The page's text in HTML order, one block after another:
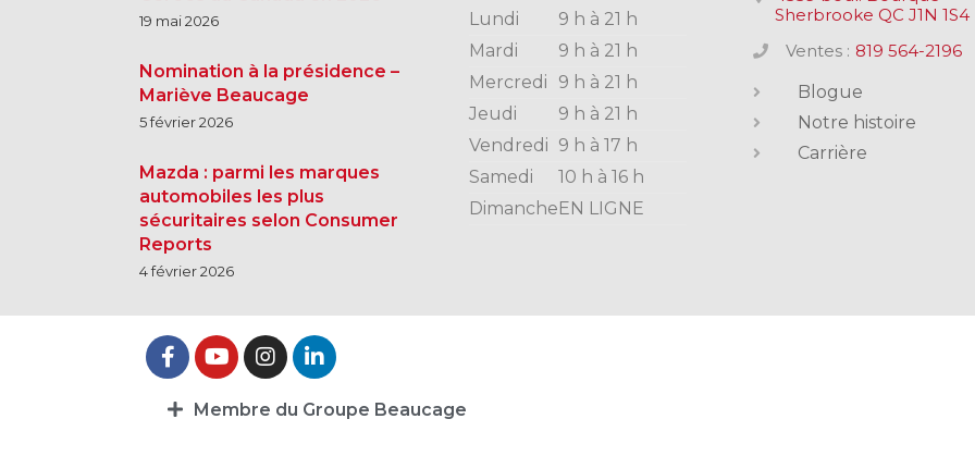
19 mai 2026
Nomination à la présidence –
Mariève Beaucage
5 février 2026
Mazda : parmi les marques
automobiles les plus
sécuritaires selon Consumer
Reports
4 février 2026
Lundi
9 h à 21 h
Mardi
9 h à 21 h
Mercredi
9 h à 21 h
Jeudi
9 h à 21 h
Vendredi 9 h à 17 h
Samedi
10 h à 16 h
DimancheEN LIGNE
Sherbrooke QC J1N 1S4
Ventes : 819 564-2196
Blogue
Notre histoire
Carrière
Membre du Groupe Beaucage